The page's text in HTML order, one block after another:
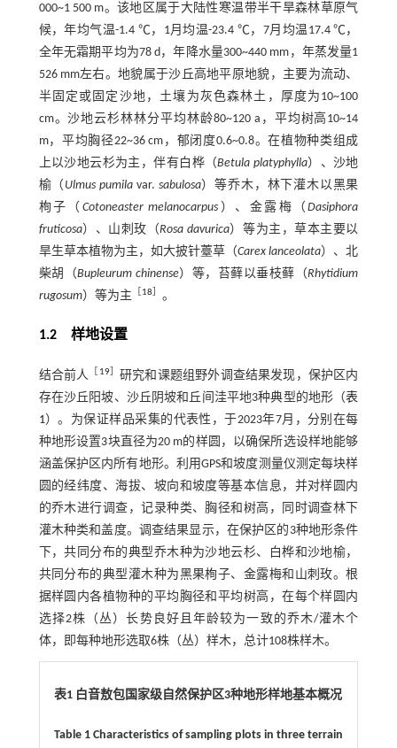
000~1 500 m。该地区属于大陆性寒温带半干旱森林草原气
候，年均气温-1.4 ℃，1月均温-23.4 ℃，7月均温17.4 ℃，
全年无霜期平均为78 d，年降水量300~440 mm，年蒸发量1
526 mm左右。地貌属于沙丘高地平原地貌，主要为流动、
半固定或固定沙地，土壤为灰色森林土，厚度为10~100
cm。沙地云杉林林分平均林龄80~120 a，平均树高10~14
m，平均胸径22~36 cm，郁闭度0.6~0.8。在植物种类组成
上以沙地云杉为主，伴有白桦（Betula platyphylla）、沙地
榆（ Ulmus pumila var. sabulosa）等乔木，林下灌木以黑果
栒子（ Cotoneaster melanocarpus ）、金露梅（Dasiphora
fruticosa）、山刺玫（Rosa davurica）等为主，草本主要以
旱生草本植物为主，如大披针薹草（Carex lanceolata）、北
柴胡（Bupleurum chinense）等，苔藓以垂枝藓（Rhytidium
rugosum）等为主 18 。
1.2样地设置
结合前人 19］ 研究和课题组野外调查结果发现，保护区内
存在沙丘阳坡、沙丘阴坡和丘间洼平地3种典型的地形（表
1）。为保证样品采集的代表性，于2023年7月，分别在每
种地形设置3块直径为20 m的样圆，以确保所选设样地能够
涵盖保护区内所有地形。利用GPS和坡度测量仪测定每块样
圆的经纬度、海拔、坡向和坡度等基本信息，并对样圆内
的乔木进行调查，记录种类、胸径和树高，同时调查林下
灌木种类和盖度。调查结果显示，在保护区的3种地形条件
下，共同分布的典型乔木种为沙地云杉、白桦和沙地榆，
共同分布的典型灌木种为黑果栒子、金露梅和山刺玫。根
据样圆内各植物种的平均胸径和平均树高，在每个样圆内
选择2株（丛）长势良好且年龄较为一致的乔木/灌木个
体，即每种地形选取6株（丛）样木，总计108株样木。
表1 白音敖包国家级自然保护区3种地形样地基本概况
Table 1 Characteristics of sampling plots in three terrain